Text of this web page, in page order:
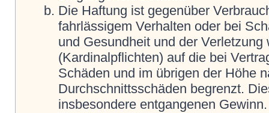
Die Haftung ist gegenüber
fahrlässigem Verhalten oder bei
und Gesundheit und der
(Kardinalpflichten) auf die bei
Schäden und im übrigen der Höhe
Durchschnittsschäden begrenzt.
insbesondere entgangenen Gewinn.